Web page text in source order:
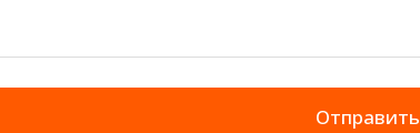
Отправить